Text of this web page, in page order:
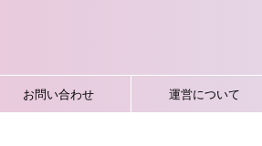
お問い合わせ 運営について